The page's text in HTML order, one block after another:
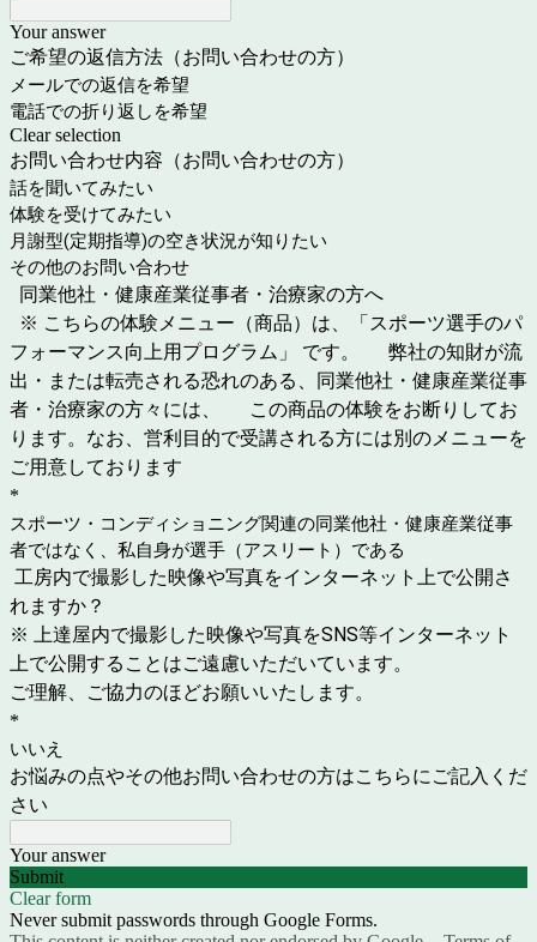
Your answer
ご希望の返信方法（お問い合わせの方）
メールでの返信を希望
電話での折り返しを希望
Clear selection
お問い合わせ内容（お問い合わせの方）
話を聞いてみたい
体験を受けてみたい
月謝型(定期指導)の空き状況が知りたい
その他のお問い合わせ
同業他社・健康産業従事者・治療家の方へ
※ こちらの体験メニュー（商品）は、「スポーツ選手のパ
フォーマンス向上用プログラム」 です。 弊社の知財が流
出・または転売される恐れのある、同業他社・健康産業従事
者・治療家の方々には、 この商品の体験をお断りしてお
ります。なお、営利目的で受講される方には別のメニューを
ご用意しております
*
スポーツ・コンディショニング関連の同業他社・健康産業従事
者ではなく、私自身が選手（アスリート）である
工房内で撮影した映像や写真をインターネット上で公開さ
れますか？
※ 上達屋内で撮影した映像や写真をSNS等インターネット
上で公開することはご遠慮いただいています。
ご理解、ご協力のほどお願いいたします。
*
いいえ
お悩みの点やその他お問い合わせの方はこちらにご記入くだ
さい
Your answer
Submit
Clear form
Never submit passwords through Google Forms.